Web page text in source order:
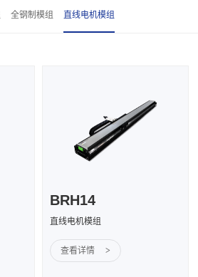
全钢制模组 直线电机模组
BRH14
直线电机模组
查看详情 >